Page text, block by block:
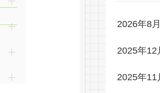
2026年8月
2025年12
2025年11